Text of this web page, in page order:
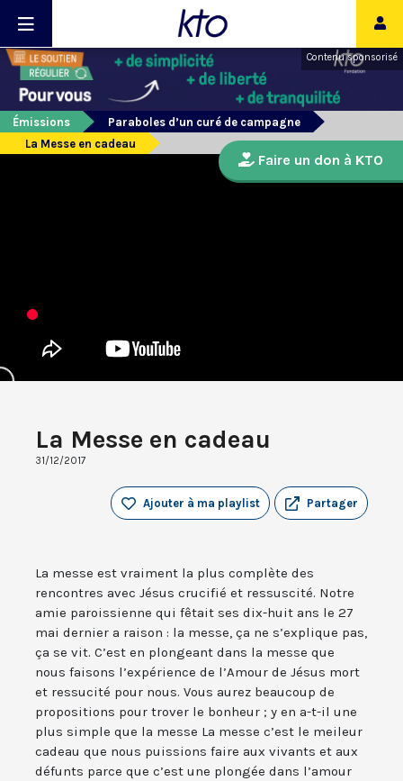
Contenu sponsorisé
Émissions
Paraboles d’un curé de campagne
La Messe en cadeau
La Messe en cadeau
31/12/2017
Partager
Ajouter à ma playlist
La messe est vraiment la plus complète des
rencontres avec Jésus crucifié et ressuscité. Notre
amie paroissienne qui fêtait ses dix-huit ans le 27
mai dernier a raison : la messe, ça ne s’explique pas,
ça se vit. C’est en plongeant dans la messe que
nous faisons l’expérience de l’Amour de Jésus mort
et ressucité pour nous. Vous aurez beaucoup de
propositions pour trover le bonheur ; y en a-t-il une
plus simple que la messe La messe c’est le meileur
cadeau que nous puissions faire aux vivants et aux
défunts parce que c’est une plongée dans l’amour
Faire un don à KTO